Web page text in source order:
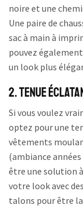
noire et une
Une paire de
sac à main à
pouvez
un look plus
2. Tenue
Si vous voulez
optez pour une
vêtements
(ambiance
être une solution
votre look avec
talons pour être